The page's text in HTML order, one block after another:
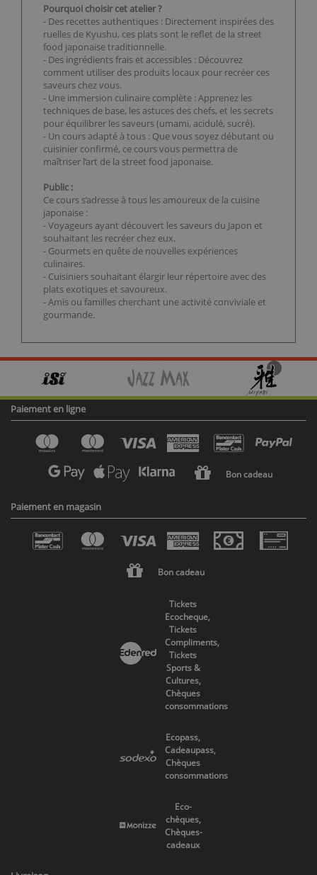
Pourquoi choisir cet atelier ?
- Des recettes authentiques : Directement inspirées des
ruelles de Kyushu, ces plats sont le reflet de la street
food japonaise traditionnelle.
- Des ingrédients frais et accessibles : Découvrez
comment utiliser des produits locaux pour recréer ces
saveurs chez vous.
- Une immersion culinaire complète : Apprenez les
techniques de base, les astuces des chefs, et les secrets
pour équilibrer les saveurs (umami, acidulé, sucré).
- Un cours adapté à tous : Que vous soyez débutant ou
cuisinier confirmé, ce cours vous permettra de
maîtriser l’art de la street food japonaise.
Public :
Ce cours s’adresse à tous les amoureux de la cuisine
japonaise :
- Voyageurs ayant découvert les saveurs du Japon et
souhaitant les recréer chez eux.
- Gourmets en quête de nouvelles expériences
culinaires.
- Cuisiniers souhaitant élargir leur répertoire avec des
plats exotiques et savoureux.
- Amis ou familles cherchant une activité conviviale et
gourmande.
Paiement en ligne
Bon cadeau
Paiement en magasin
Bon cadeau
Tickets
Ecocheque,
Tickets
Compliments,
Tickets
Sports &
Cultures,
Chèques
consommations
Ecopass,
Cadeaupass,
Chèques
consommations
Eco-
chèques,
Chèques-
cadeaux